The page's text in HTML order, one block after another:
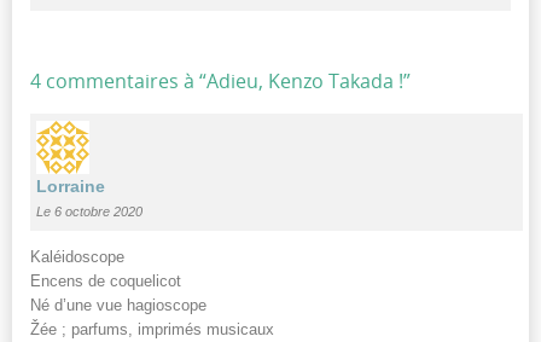
4 commentaires à “Adieu, Kenzo Takada !”
Lorraine
Le 6 octobre 2020
Kaléidoscope
Encens de coquelicot
Né d’une vue hagioscope
Žée ; parfums, imprimés musicaux